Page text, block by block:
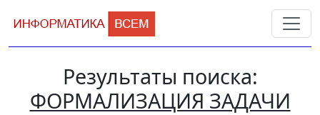
Результаты поиска:
ФОРМАЛИЗАЦИЯ ЗАДАЧИ